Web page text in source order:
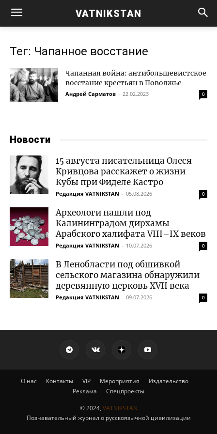
VATNIKSTAN
Тег: Чапанное восстание
Чапанная война: антибольшевистское
восстание крестьян в Поволжье
Андрей Сарматов - 22.02.2023 0
Новости
15 августа писательница Олеся
Кривцова расскажет о жизни
Кубы при Фиделе Кастро
Редакция VATNIKSTAN - 05.08.2026 0
Археологи нашли под
Калининградом дирхамы
Арабского халифата VIII–IX веков
Редакция VATNIKSTAN - 10.07.2026 0
В Ленобласти под обшивкой
сельского магазина обнаружили
деревянную церковь XVII века
Редакция VATNIKSTAN - 09.07.2026 0
О нас Контакты VIP Мероприятия
Издательство
Реклама
Спецпроекты
© 2024, VATNIKSTAN
Познавательный журнал о русскоязычной цивилизации